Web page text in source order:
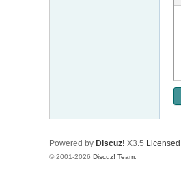
Powered by Discuz! X3.5 Licensed
© 2001-2026 Discuz! Team